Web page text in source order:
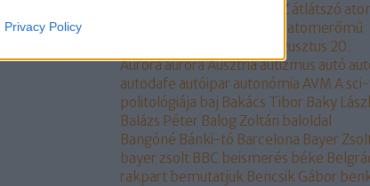
Privacy Policy
ÁSZ átlátszó
atomerőmű
augusztus 20.
AuróraauróraAusztriaautizmus autó
autodafe autóipar autonómia AVM A
politológiája baj Bakács Tibor Baky
Balázs Péter Balog Zoltán baloldal
Bangóné Bánki-tó Barcelona Bayer
bayer zsolt BBC beismerés béke
rakpart bemutatjuk Bencsik Gábor